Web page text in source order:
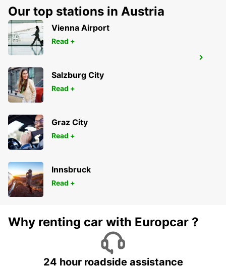
ORLY - FRANCE
Our top stations in Austria
Vienna Airport
Read +
Salzburg City
Read +
Graz City
Read +
Innsbruck
Read +
Why renting car with Europcar ?
24 hour roadside assistance